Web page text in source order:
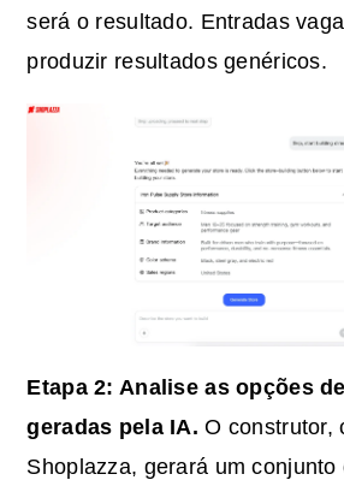
será o resultado. Entradas
produzir resultados genéricos.
Etapa 2: Analise as opções
geradas pela IA. O construtor,
Shoplazza, gerará um conjunto